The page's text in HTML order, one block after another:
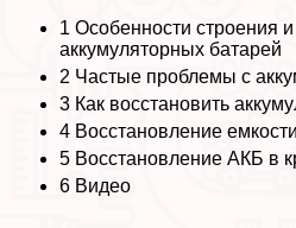
1 Особенности строения
аккумуляторных батарей
2 Частые проблемы с
3 Как восстановить
4 Восстановление емкости
5 Восстановление АКБ в
6 Видео